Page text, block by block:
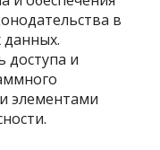
в
и
элементами